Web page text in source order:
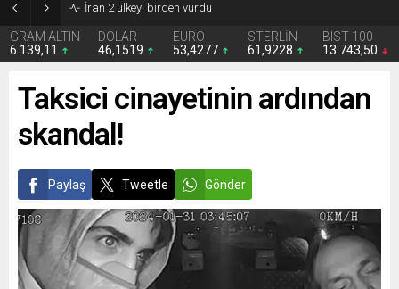
İran 2 ülkeyi birden vurdu
GRAM ALTIN
6.139,11
DOLAR
46,1519
EURO
53,4277
STERLİN
61,9228
BIST 100
13.743,50
Taksici cinayetinin ardından
skandal!
Paylaş Tweetle Gönder